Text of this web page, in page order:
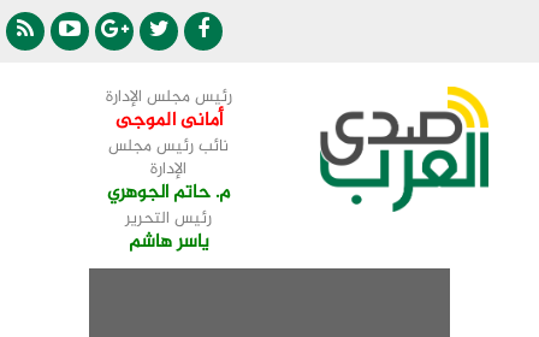
رئيس مجلس الإدارة
أمانى الموجى
نائب رئيس مجلس
الإدارة
م. حاتم الجوهري
رئيس التحرير
ياسر هاشم